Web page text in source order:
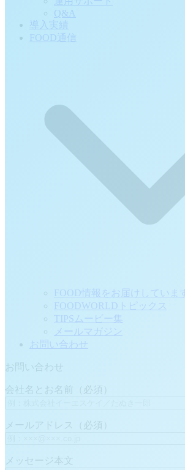
Q&A
導入実績
FOOD通信
FOOD情報をお届けしています
FOODWORLDトピックス
TIPSムービー集
メールマガジン
お問い合わせ
お問い合わせ
会社名とお名前（必須）
メールアドレス（必須）
メッセージ本文